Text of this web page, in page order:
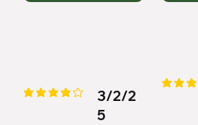
la calificación promedio es 4.1 de 5
3/2/2
5
la